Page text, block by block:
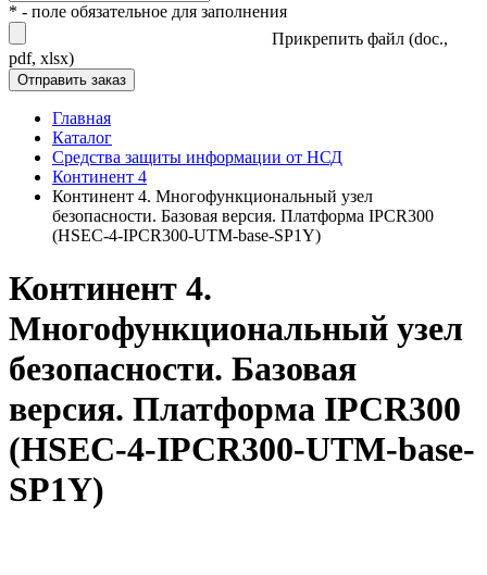
* - поле обязательное для заполнения
Прикрепить файл (doc.,
pdf, xlsx)
Главная
Каталог
Средства защиты информации от НСД
Континент 4
Континент 4. Многофункциональный узел
безопасности. Базовая версия. Платформа IPCR300
(HSEC-4-IPCR300-UTM-base-SP1Y)
Континент 4.
Многофункциональный узел
безопасности. Базовая
версия. Платформа IPCR300
(HSEC-4-IPCR300-UTM-base-
SP1Y)